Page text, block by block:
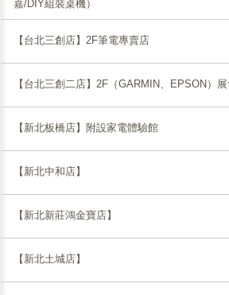
嘉/DIY組裝桌機）
【台北三創店】2F筆電專賣店
【台北三創二店】2F（GARMIN、EPSON）
【新北板橋店】附設家電體驗館
【新北中和店】
【新北新莊鴻金寶店】
【新北土城店】